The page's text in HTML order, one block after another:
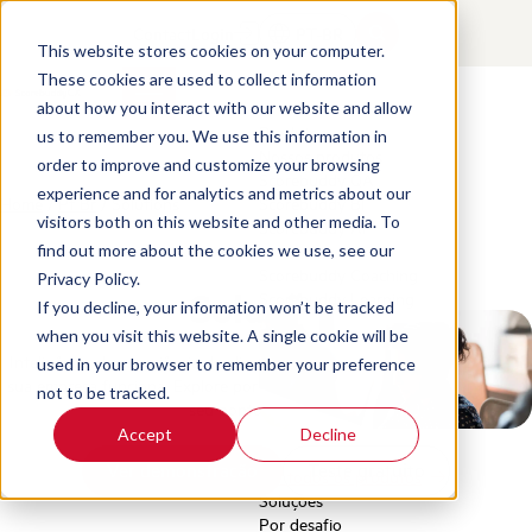
This website stores cookies on your computer.
These cookies are used to collect information
about how you interact with our website and allow
us to remember you. We use this information in
order to improve and customize your browsing
experience and for analytics and metrics about our
visitors both on this website and other media. To
find out more about the cookies we use, see our
Privacy Policy.
If you decline, your information won’t be tracked
when you visit this website. A single cookie will be
used in your browser to remember your preference
not to be tracked.
Accept Decline
Produtos
Nossos produtos
Scorebuddy QA
Scorebuddy BI
Scorebuddy AI
Scorebuddy Learning
Soluções
Por desafio
Home / Pt Br / Solutions
Soluções
Inteligência de experiência do cliente (CX) que se adapta à forma como
sua empresa funciona. Explore por caso de uso ou setor para encontrar
seu ponto de partida.
Ver demonstração Teste gratuito